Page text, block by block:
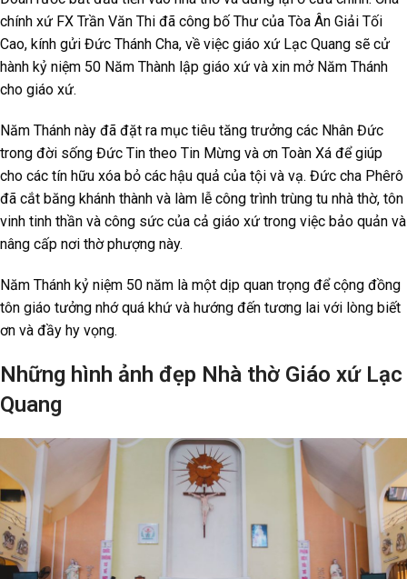
chính xứ FX Trần Văn Thi đã công bố Thư của Tòa Ân Giải Tối
Cao, kính gửi Đức Thánh Cha, về việc giáo xứ Lạc Quang sẽ cử
hành kỷ niệm 50 Năm Thành lập giáo xứ và xin mở Năm Thánh
cho giáo xứ.
Năm Thánh này đã đặt ra mục tiêu tăng trưởng các Nhân Đức
trong đời sống Đức Tin theo Tin Mừng và ơn Toàn Xá để giúp
cho các tín hữu xóa bỏ các hậu quả của tội và vạ. Đức cha Phêrô
đã cắt băng khánh thành và làm lễ công trình trùng tu nhà thờ, tôn
vinh tinh thần và công sức của cả giáo xứ trong việc bảo quản và
nâng cấp nơi thờ phượng này.
Năm Thánh kỷ niệm 50 năm là một dịp quan trọng để cộng đồng
tôn giáo tưởng nhớ quá khứ và hướng đến tương lai với lòng biết
ơn và đầy hy vọng.
Những hình ảnh đẹp Nhà thờ Giáo xứ Lạc
Quang